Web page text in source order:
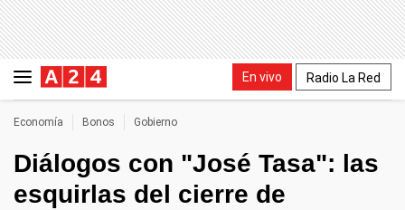
En vivo Radio La Red
Economía Bonos Gobierno
Diálogos con "José Tasa": las
esquirlas del cierre de